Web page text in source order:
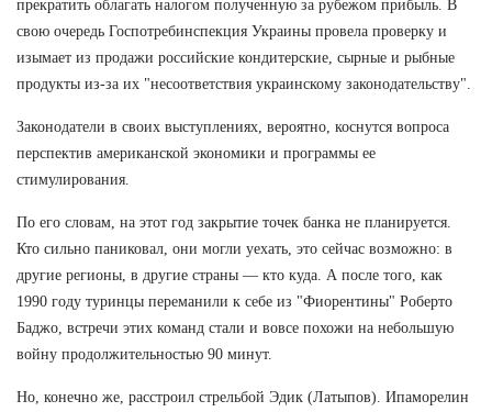
прекратить облагать налогом полученную за рубежом прибыль. В
свою очередь Госпотребинспекция Украины провела проверку и
изымает из продажи российские кондитерские, сырные и рыбные
продукты из-за их "несоответствия украинскому законодательству".
Законодатели в своих выступлениях, вероятно, коснутся вопроса
перспектив американской экономики и программы ее
стимулирования.
По его словам, на этот год закрытие точек банка не планируется.
Кто сильно паниковал, они могли уехать, это сейчас возможно: в
другие регионы, в другие страны — кто куда. А после того, как
1990 году туринцы переманили к себе из "Фиорентины" Роберто
Баджо, встречи этих команд стали и вовсе похожи на небольшую
войну продолжительностью 90 минут.
Но, конечно же, расстроил стрельбой Эдик (Латыпов). Ипаморелин